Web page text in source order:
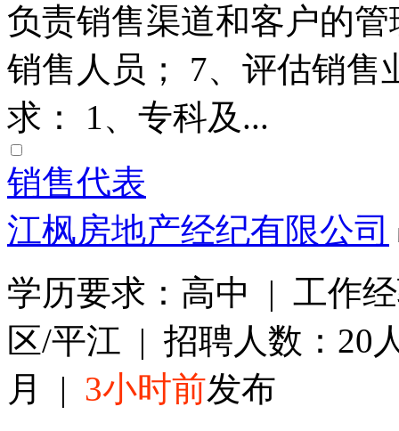
负责销售渠道和客户的
销售人员； 7、评估销售
求： 1、专科及...
销售代表
江枫房地产经纪有限公司
学历要求：高中 | 工作
区/平江 | 招聘人数：20
月 | 3小时前发布